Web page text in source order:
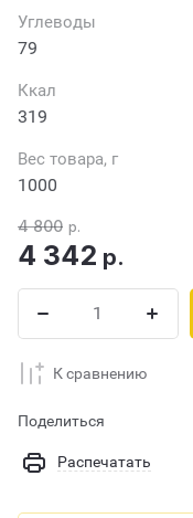
Углеводы
79
Ккал
319
Вес товара, г
1000
4 800 р.
4 342 р.
К сравнению
Поделиться
Распечатать